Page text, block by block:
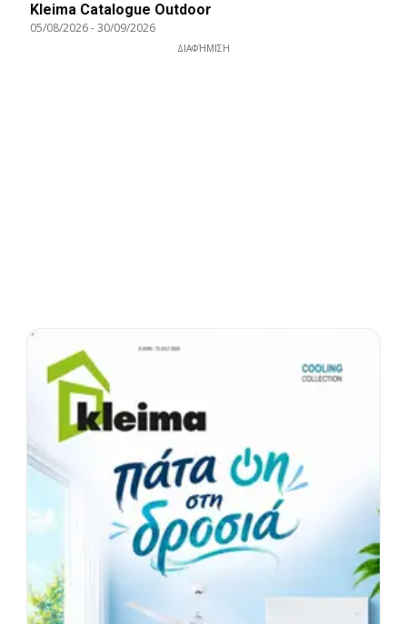
Kleima Catalogue Outdoor
05/08/2026-30/09/2026
ΔΙΑΦΉΜΙΣΗ